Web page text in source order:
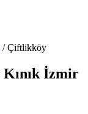
/Çiftlikköy
Kınık İzmir